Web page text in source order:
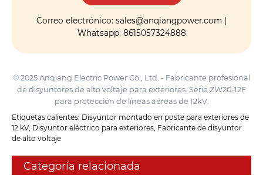
Correo electrónico: sales@anqiangpower.com |
Whatsapp: 8615057324888
© 2025 Anqiang Electric Power Co., Ltd. - Fabricante profesional
de disyuntores de alto voltaje para exteriores. Serie ZW20-12F
para protección de líneas aéreas de 12kV.
Etiquetas calientes: Disyuntor montado en poste para exteriores de
12 kV, Disyuntor eléctrico para exteriores, Fabricante de disyuntor
de alto voltaje
Categoría relacionada